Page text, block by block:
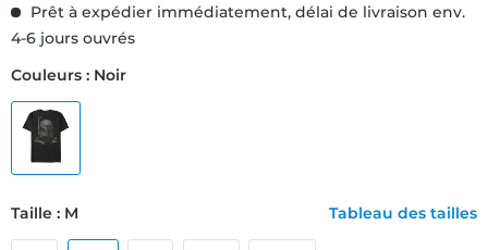
Prêt à expédier immédiatement, délai de livraison env.
4-6 jours ouvrés
Couleurs : Noir
Taille : M Tableau des tailles